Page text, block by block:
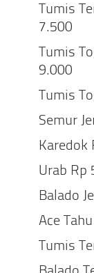
Tumis
7.500
Tumis
9.000
Tumis
Semur
Karedok
Urab Rp
Balado
Ace
Tumis